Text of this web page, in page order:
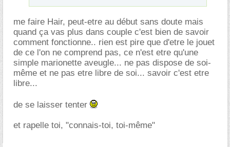
me faire Hair, peut-etre au début sans doute mais
quand ça vas plus dans couple c'est bien de savoir
comment fonctionne.. rien est pire que d'etre le jouet
de ce l'on ne comprend pas, ce n'est etre qu'une
simple marionette aveugle... ne pas dispose de soi-
même et ne pas etre libre de soi... savoir c'est etre
libre...
de se laisser tenter
et rapelle toi, "connais-toi, toi-même"